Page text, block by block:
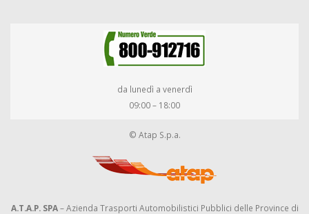
da lunedì a venerdì
09:00 – 18:00
© Atap S.p.a.
A.T.A.P. SPA– Azienda Trasporti Automobilistici Pubblici delle Province di